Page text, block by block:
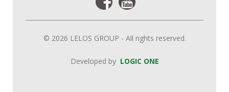
© 2026 LELOS GROUP - All rights reserved.
Developed by LOGIC ONE